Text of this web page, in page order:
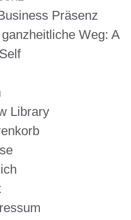
Präsenz
Weg: A
Library